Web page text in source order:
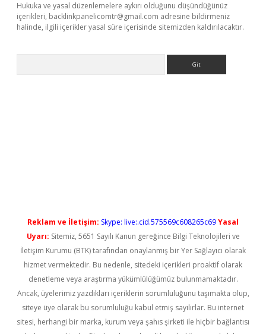
Hukuka ve yasal düzenlemelere aykırı olduğunu düşündüğünüz
içerikleri, backlinkpanelicomtr@gmail.com adresine bildirmeniz
halinde, ilgili içerikler yasal süre içerisinde sitemizden kaldırılacaktır.
Reklam ve İletişim: Skype: live:.cid.575569c608265c69Yasal
Uyarı: Sitemiz, 5651 Sayılı Kanun gereğince Bilgi Teknolojileri ve
İletişim Kurumu (BTK) tarafından onaylanmış bir Yer Sağlayıcı olarak
hizmet vermektedir. Bu nedenle, sitedeki içerikleri proaktif olarak
denetleme veya araştırma yükümlülüğümüz bulunmamaktadır.
Ancak, üyelerimiz yazdıkları içeriklerin sorumluluğunu taşımakta olup,
siteye üye olarak bu sorumluluğu kabul etmiş sayılırlar. Bu internet
sitesi, herhangi bir marka, kurum veya şahıs şirketi ile hiçbir bağlantısı